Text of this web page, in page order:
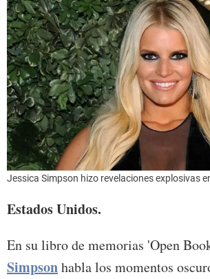
Jessica Simpson hizo revelaciones explosivas
Estados Unidos.
En su libro de memorias 'Open
Simpsonhabla los momentos